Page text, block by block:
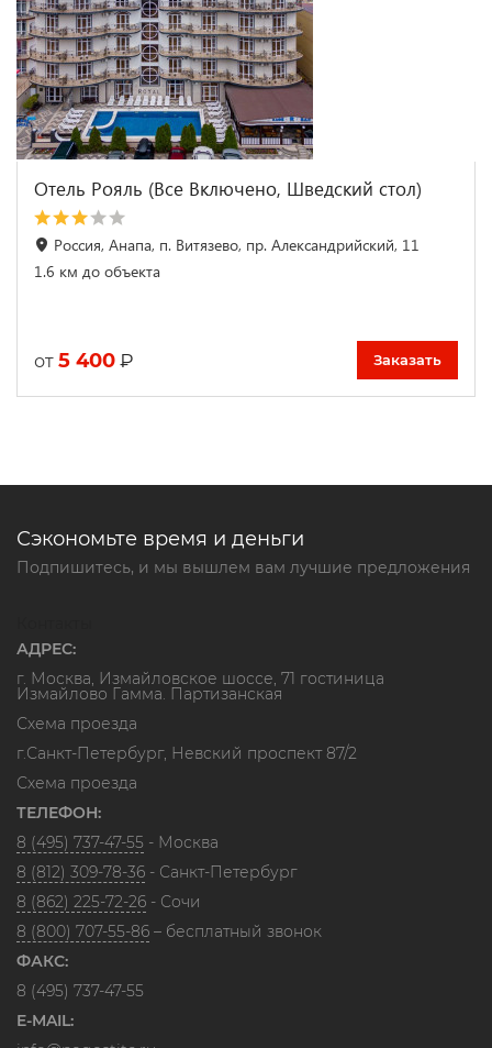
Отель Рояль (Все Включено, Шведский стол)
Россия, Анапа, п. Витязево, пр. Александрийский, 11
1.6 км до объекта
от 5 400 ₽ Заказать
Сэкономьте время и деньги
Подпишитесь, и мы вышлем вам лучшие предложения
АДРЕС:
г. Москва, Измайловское шоссе, 71 гостиница
Измайлово Гамма. Партизанская
Схема проезда
г.Санкт-Петербург, Невский проспект 87/2
Схема проезда
ТЕЛЕФОН:
8 (495) 737-47-55 - Москва
8 (812) 309-78-36 - Санкт-Петербург
8 (862) 225-72-26 - Сочи
8 (800) 707-55-86 – бесплатный звонок
ФАКС:
8 (495) 737-47-55
E-MAIL: